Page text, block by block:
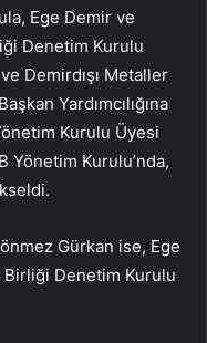
Ege Demir ve
Denetim Kurulu
Demirdışı Metaller
Yardımcılığına
Kurulu Üyesi
Yönetim Kurulu’nda,
Gürkan ise, Ege
Birliği Denetim Kurulu